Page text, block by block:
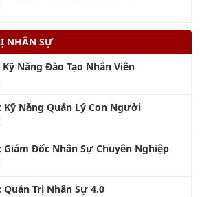
NHÂN SỰ
Kỹ Năng Đào Tạo Nhân Viên
Kỹ Năng Quản Lý Con Người
Giám Đốc Nhân Sự Chuyên Nghiệp
Quản Trị Nhân Sự 4.0